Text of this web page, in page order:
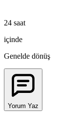
24 saat
içinde
Genelde dönüş
Yorum Yaz